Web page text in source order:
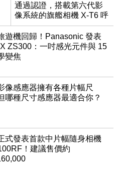
通過認證，搭載第六代影
像系統的旗艦相機 X-T6 呼
之欲出？
遊機回歸！Panasonic 發表
ZS300：一吋感光元件與 15
變焦
像感應器擁有各種片幅尺
哪種尺寸感應器最適合你？
式發表首款中片幅隨身相機
！建議售價約